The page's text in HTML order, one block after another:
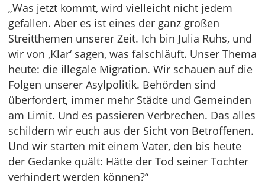
„Was jetzt kommt, wird vielleicht nicht jedem
gefallen. Aber es ist eines der ganz großen
Streitthemen unserer Zeit. Ich bin Julia Ruhs, und
wir von ‚Klar‘ sagen, was falschläuft. Unser Thema
heute: die illegale Migration. Wir schauen auf die
Folgen unserer Asylpolitik. Behörden sind
überfordert, immer mehr Städte und Gemeinden
am Limit. Und es passieren Verbrechen. Das alles
schildern wir euch aus der Sicht von Betroffenen.
Und wir starten mit einem Vater, den bis heute
der Gedanke quält: Hätte der Tod seiner Tochter
verhindert werden können?“